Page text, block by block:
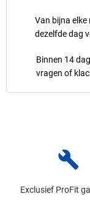
Van bijna
dezelfde dag
Binnen 14
vragen of
build
Exclusief ProFit